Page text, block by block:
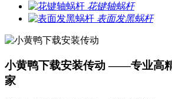
花键轴蜗杆
表面发黑蜗杆
小黄鸭下载安装传动 ——专业高
家